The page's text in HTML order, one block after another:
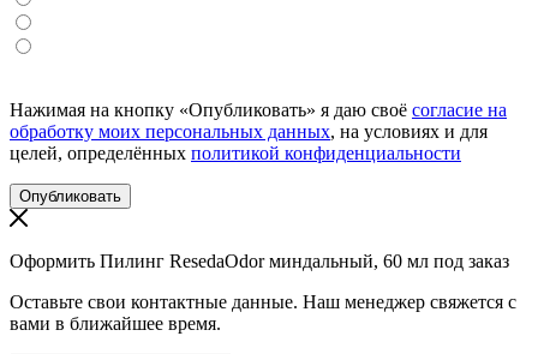
Нажимая на кнопку «Опубликовать» я даю своё согласие на
обработку моих персональных данных, на условиях и для
целей, определённых политикой конфиденциальности
Оформить Пилинг ResedaOdor миндальный, 60 мл под заказ
Оставьте свои контактные данные. Наш менеджер свяжется с
вами в ближайшее время.